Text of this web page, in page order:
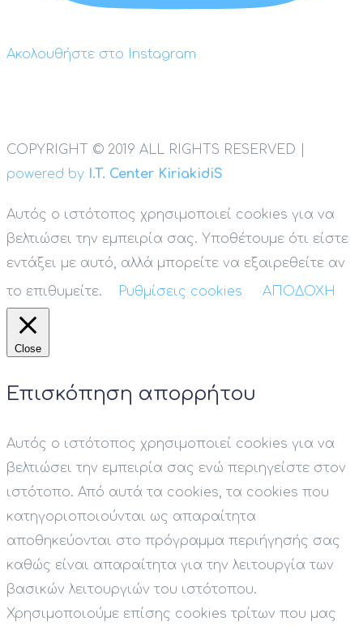
Ακολουθήστε στο Instagram
COPYRIGHT © 2019 ALL RIGHTS RESERVED |
powered by I.T. Center KiriakidiS
Αυτός ο ιστότοπος χρησιμοποιεί cookies για να
βελτιώσει την εμπειρία σας. Υποθέτουμε ότι είστε
εντάξει με αυτό, αλλά μπορείτε να εξαιρεθείτε αν
το επιθυμείτε.
Ρυθμίσεις cookies ΑΠΟΔΟΧΗ
Close
Επισκόπηση απορρήτου
Αυτός ο ιστότοπος χρησιμοποιεί cookies για να
βελτιώσει την εμπειρία σας ενώ περιηγείστε στον
ιστότοπο. Από αυτά τα cookies, τα cookies που
κατηγοριοποιούνται ως απαραίτητα
αποθηκεύονται στο πρόγραμμα περιήγησής σας
καθώς είναι απαραίτητα για την λειτουργία των
βασικών λειτουργιών του ιστότοπου.
Χρησιμοποιούμε επίσης cookies τρίτων που μας